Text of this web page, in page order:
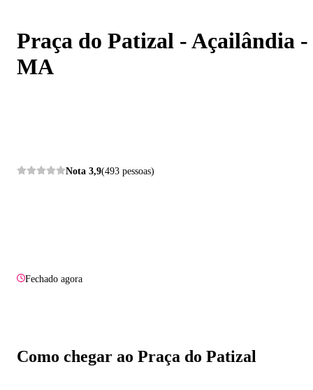
Praça do Patizal - Açailândia -
MA
Nota 3,9(493 pessoas)
Fechado agora
Como chegar ao Praça do Patizal